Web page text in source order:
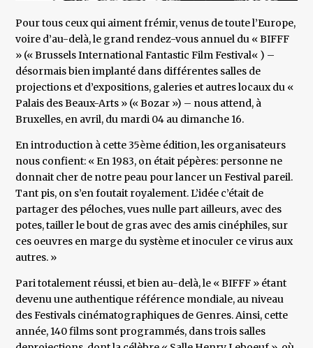
Pour tous ceux qui aiment frémir, venus de toute l’Europe,
voire d’au-delà, le grand rendez-vous annuel du « BIFFF
» (« Brussels International Fantastic Film Festival« ) –
désormais bien implanté dans différentes salles de
projections et d’expositions, galeries et autres locaux du «
Palais des Beaux-Arts » (« Bozar ») – nous attend, à
Bruxelles, en avril, du mardi 04 au dimanche 16.
En introduction à cette 35ème édition, les organisateurs
nous confient: « En 1983, on était pépères: personne ne
donnait cher de notre peau pour lancer un Festival pareil.
Tant pis, on s’en foutait royalement. L’idée c’était de
partager des péloches, vues nulle part ailleurs, avec des
potes, tailler le bout de gras avec des amis cinéphiles, sur
ces oeuvres en marge du système et inoculer ce virus aux
autres. »
Pari totalement réussi, et bien au-delà, le « BIFFF » étant
devenu une authentique référence mondiale, au niveau
des Festivals cinématographiques de Genres. Ainsi, cette
année, 140 films sont programmés, dans trois salles